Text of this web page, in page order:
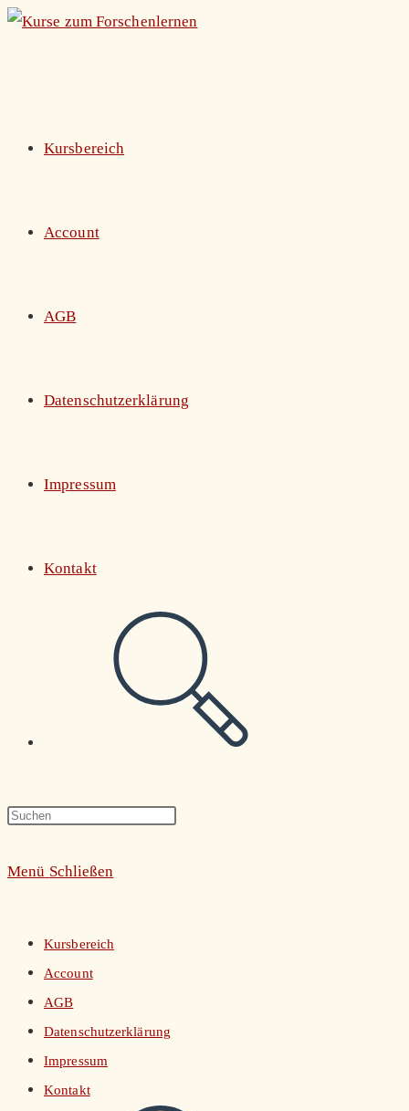
Zum
Kursbereich
Account
AGB
Datenschutzerklärung
Impressum
Kontakt
umschalten
Press
Menü Schließen
Kursbereich
Account
AGB
Datenschutzerklärung
Impressum
Kontakt